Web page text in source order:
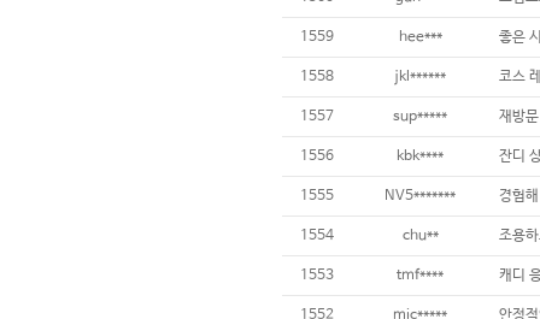
1559 hee*** 좋은
1558 jkl******
1557 sup***** 재방
1556 kbk****
1555 NV5*******
1554 chu**
1553 tmf****
1552 mic***** 안정